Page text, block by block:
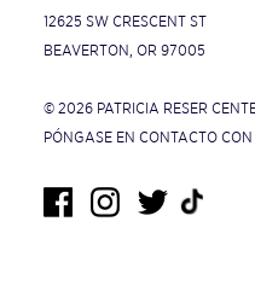
12625 SW CRESCENT ST
BEAVERTON, OR 97005
© 2026 PATRICIA RESER
PÓNGASE EN CONTACTO